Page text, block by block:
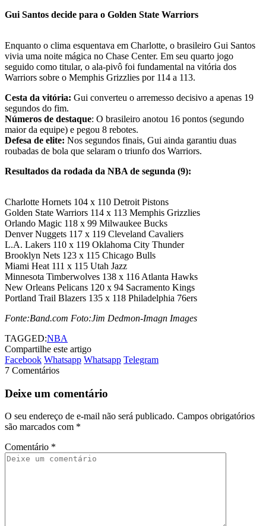
Gui Santos decide para o Golden State Warriors
Enquanto o clima esquentava em Charlotte, o brasileiro Gui Santos
vivia uma noite mágica no Chase Center. Em seu quarto jogo
seguido como titular, o ala-pivô foi fundamental na vitória dos
Warriors sobre o Memphis Grizzlies por 114 a 113.
Cesta da vitória: Gui converteu o arremesso decisivo a apenas 19
segundos do fim.
Números de destaque: O brasileiro anotou 16 pontos (segundo
maior da equipe) e pegou 8 rebotes.
Defesa de elite: Nos segundos finais, Gui ainda garantiu duas
roubadas de bola que selaram o triunfo dos Warriors.
Resultados da rodada da NBA de segunda (9):
Charlotte Hornets 104 x 110 Detroit Pistons
Golden State Warriors 114 x 113 Memphis Grizzlies
Orlando Magic 118 x 99 Milwaukee Bucks
Denver Nuggets 117 x 119 Cleveland Cavaliers
L.A. Lakers 110 x 119 Oklahoma City Thunder
Brooklyn Nets 123 x 115 Chicago Bulls
Miami Heat 111 x 115 Utah Jazz
Minnesota Timberwolves 138 x 116 Atlanta Hawks
New Orleans Pelicans 120 x 94 Sacramento Kings
Portland Trail Blazers 135 x 118 Philadelphia 76ers
Fonte:Band.com Foto:Jim Dedmon-Imagn Images
TAGGED:NBA
Compartilhe este artigo
Facebook Whatsapp Whatsapp Telegram
7 Comentários
Deixe um comentário
O seu endereço de e-mail não será publicado. Campos obrigatórios
são marcados com *
Comentário *